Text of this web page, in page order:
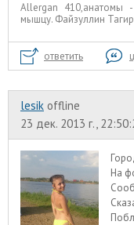
Allergan 410,анатомы
мышцу. Файзуллин
ответить
lesik offline
23 дек. 2013 г.,
На